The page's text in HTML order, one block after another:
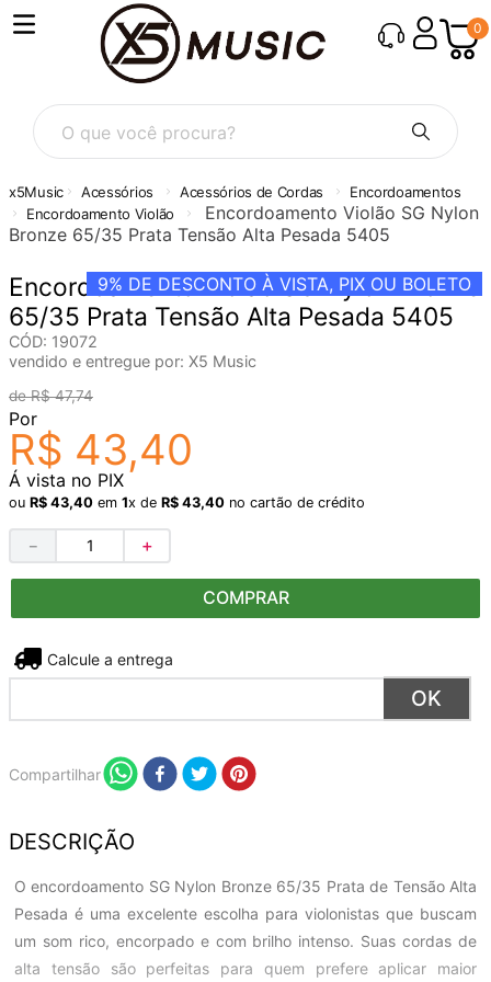
0
O que você procura?
Acessórios Acessórios de Cordas
Encordoamentos
Encordoamento Violão
Encordoamento Violão SG Nylon
Bronze 65/35 Prata Tensão Alta Pesada 5405
9% DE DESCONTO À VISTA, PIX OU BOLETO
Encordoamento Violão SG Nylon Bronze
65/35 Prata Tensão Alta Pesada 5405
CÓD: 19072
vendido e entregue por: X5 Music
R$ 47,74
Por
R$ 43,40
Á vista no PIX
ou R$ 43,40 em 1x de R$ 43,40 no cartão de crédito
＋
－
COMPRAR
Não sei meu CEP
Compartilhar
DESCRIÇÃO
O encordoamento SG Nylon Bronze 65/35 Prata de Tensão Alta
Pesada é uma excelente escolha para violonistas que buscam
um som rico, encorpado e com brilho intenso. Suas cordas de
alta tensão são perfeitas para quem prefere aplicar maior